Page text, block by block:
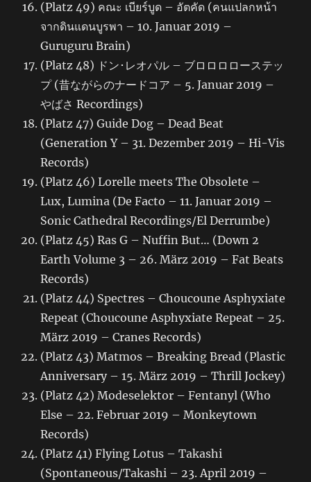
(Platz 49) คณะ เบียร์บูด – อัตคัด (คนแปลกหน้า
จากดินแดนบูรพา – 10. Januar 2019 –
Guruguru Brain)
(Platz 48) ドン･レオパル – ブロロロローステッ
プ (昔ながらのナードコア – 5. Januar 2019 –
やばさ Recordings)
(Platz 47) Guide Dog – Dead Beat
(Generation Y – 31. Dezember 2019 – Hi-Vis
Records)
(Platz 46) Lorelle meets The Obsolete –
Lux, Lumina (De Facto – 11. Januar 2019 –
Sonic Cathedral Recordings/El Derrumbe)
(Platz 45) Ras G – Nuffin But… (Down 2
Earth Volume 3 – 26. März 2019 – Fat Beats
Records)
(Platz 44) Spectres – Choucoune Asphyxiate
Repeat (Choucoune Asphyxiate Repeat – 25.
März 2019 – Cranes Records)
(Platz 43) Matmos – Breaking Bread (Plastic
Anniversary – 15. März 2019 – Thrill Jockey)
(Platz 42) Modeselektor – Fentanyl (Who
Else – 22. Februar 2019 – Monkeytown
Records)
(Platz 41) Flying Lotus – Takashi
(Spontaneous/Takashi – 23. April 2019 –